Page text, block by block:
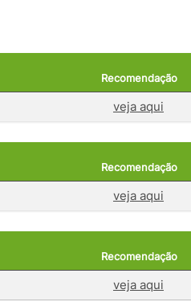
Recomendação
veja aqui
Recomendação
veja aqui
Recomendação
veja aqui